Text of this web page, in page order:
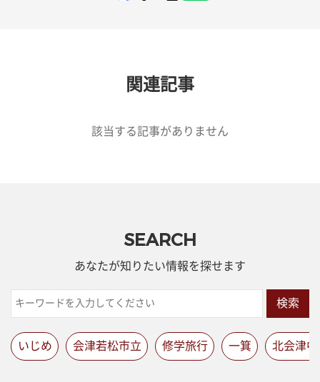
関連記事
該当する記事がありません
SEARCH
あなたが知りたい情報を探せます
検索
いじめ 会津若松市立 修学旅行 一箕 北会津中